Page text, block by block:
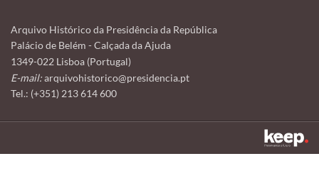
Arquivo Histórico da Presidência da República
Palácio de Belém - Calçada da Ajuda
1349-022 Lisboa (Portugal)
E-mail:arquivohistorico@presidencia.pt
Tel.: (+351) 213 614 600